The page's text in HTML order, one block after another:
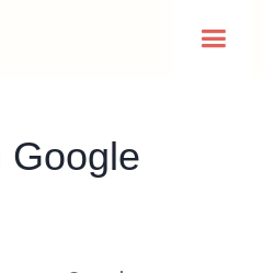
Google